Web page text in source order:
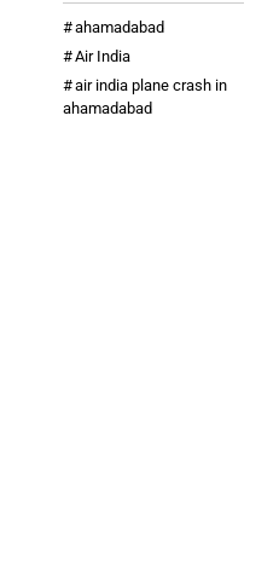
ahamadabad
Air India
air india plane crash in
ahamadabad